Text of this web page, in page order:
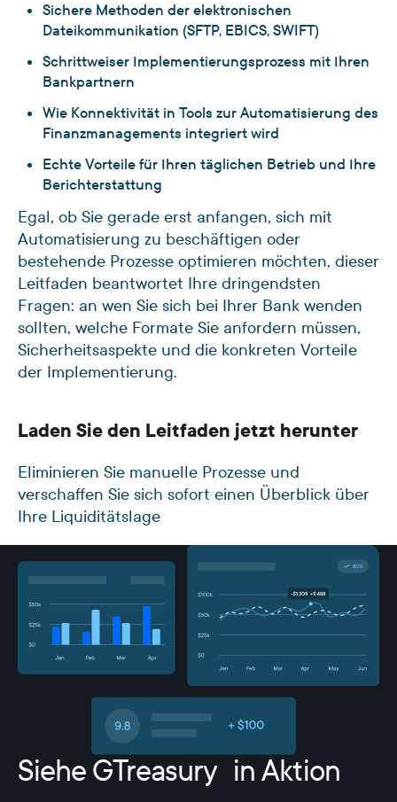
Sichere Methoden der elektronischen
Dateikommunikation (SFTP, EBICS, SWIFT)
Schrittweiser Implementierungsprozess mit Ihren
Bankpartnern
Wie Konnektivität in Tools zur Automatisierung des
Finanzmanagements integriert wird
Echte Vorteile für Ihren täglichen Betrieb und Ihre
Berichterstattung
Egal, ob Sie gerade erst anfangen, sich mit
Automatisierung zu beschäftigen oder
bestehende Prozesse optimieren möchten, dieser
Leitfaden beantwortet Ihre dringendsten
Fragen: an wen Sie sich bei Ihrer Bank wenden
sollten, welche Formate Sie anfordern müssen,
Sicherheitsaspekte und die konkreten Vorteile
der Implementierung.
Laden Sie den Leitfaden jetzt herunter
Eliminieren Sie manuelle Prozesse und
verschaffen Sie sich sofort einen Überblick über
Ihre Liquiditätslage
Siehe GTreasury in Aktion